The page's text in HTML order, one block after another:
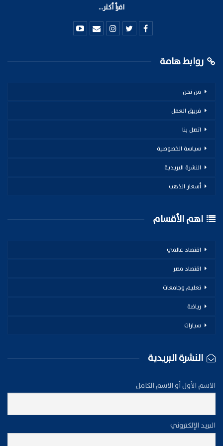
اقرأ أكثر...
روابط هامة
من نحن
فريق العمل
اتصل بنا
سياسة الخصوصية
النشرة البريدية
أسعار الذهب
اهم الأقسام
اقتصاد عالمي
اقتصاد مصر
تعليم وجامعات
رياضة
سيارات
النشرة البريدية
الاسم الأول أو الاسم الكامل
البريد الإلكتروني